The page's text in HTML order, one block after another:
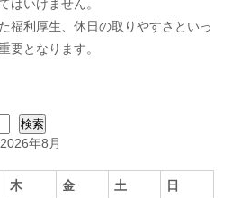
はいけません。
福利厚生、休日の取りやすさといっ
要となります。
検索
2026年8月
木 金 土 日